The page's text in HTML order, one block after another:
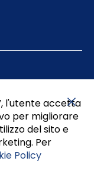
l'utente accetta
per migliorare
del sito e
Per
Policy